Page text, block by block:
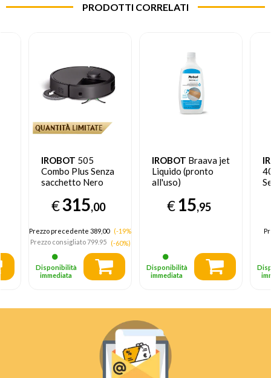
PRODOTTI CORRELATI
IROBOT 505
Combo Plus Senza
sacchetto Nero
€315,00
Prezzo precedente 389,00 (-19%)
Prezzo consigliato799.95 (-60%)
Disponibilità
immediata
IROBOT Braava jet
Liquido (pronto
all'uso)
€15,95
Disponibilità
immediata